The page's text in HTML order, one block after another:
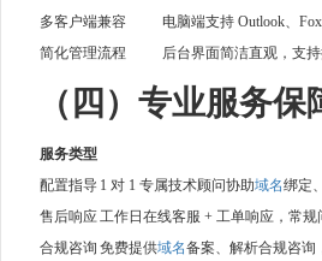
多客户端兼容
电脑端支持 Outlook、
简化管理流程
后台界面简洁直观，支
（四）专业服务保
服务类型
配置指导 1 对 1 专属技术顾问协助域名绑定
售后响应工作日在线客服 + 工单响应，常
合规咨询 免费提供域名备案、解析合规咨询